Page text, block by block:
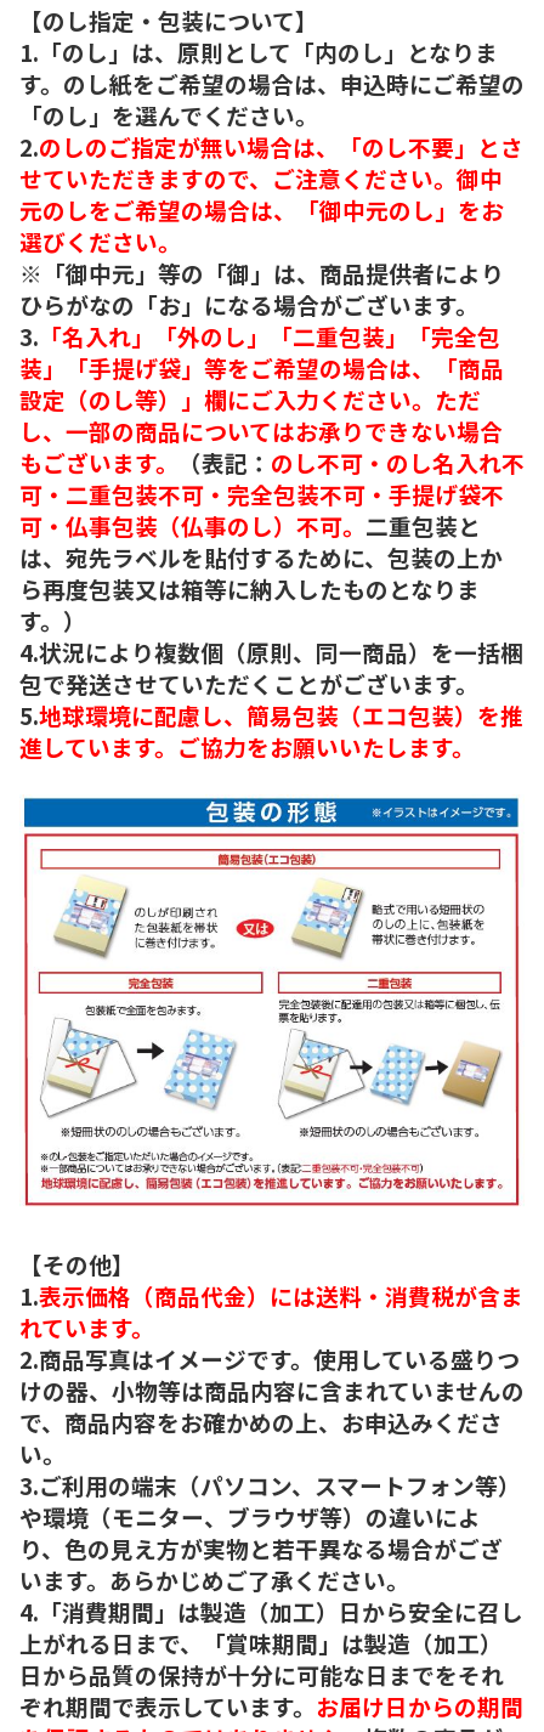
【のし指定・包装について】
1.「のし」は、原則として「内のし」となりま
す。のし紙をご希望の場合は、申込時にご希望の
「のし」を選んでください。
2.のしのご指定が無い場合は、「のし不要」とさ
せていただきますので、ご注意ください。御中
元のしをご希望の場合は、「御中元のし」をお
選びください。
※「御中元」等の「御」は、商品提供者により
ひらがなの「お」になる場合がございます。
3. 「名入れ」「外のし」「二重包装」「完全包
装」「手提げ袋」等をご希望の場合は、「商品
設定（のし等）」欄にご入力ください。ただ
し、一部の商品についてはお承りできない場合
もございます。
（表記： のし不可・のし名入れ不
可・二重包装不可・完全包装不可・手提げ袋不
可・仏事包装（仏事のし）不可。 二重包装と
は、宛先ラベルを貼付するために、包装の上か
ら再度包装又は箱等に納入したものとなりま
す。）
4.状況により複数個（原則、同一商品）を一括梱
包で発送させていただくことがございます。
5.地球環境に配慮し、簡易包装（エコ包装）を推
進しています。ご協力をお願いいたします。
【その他】
1.表示価格（商品代金）には送料・消費税が含ま
れています。
2.商品写真はイメージです。使用している盛りつ
けの器、小物等は商品内容に含まれていませんの
で、商品内容をお確かめの上、お申込みくださ
い。
3.ご利用の端末（パソコン、スマートフォン等）
や環境（モニター、ブラウザ等）の違いによ
り、色の見え方が実物と若干異なる場合がござ
います。あらかじめご了承ください。
4.「消費期間」は製造（加工）日から安全に召し
上がれる日まで、「賞味期間」は製造（加工）
日から品質の保持が十分に可能な日までをそれ
ぞれ期間で表示しています。 お届け日からの期間